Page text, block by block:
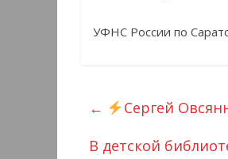
УФНС России по
←
Сергей
В детской